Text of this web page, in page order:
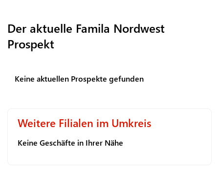
Weitere Filialen im Umkreis
Keine Geschäfte in Ihrer Nähe
Der aktuelle Famila Nordwest
Prospekt
Keine aktuellen Prospekte gefunden